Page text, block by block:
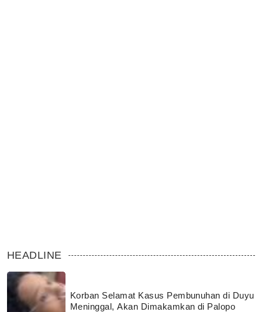
HEADLINE
Korban Selamat Kasus Pembunuhan di Duyu
Meninggal, Akan Dimakamkan di Palopo